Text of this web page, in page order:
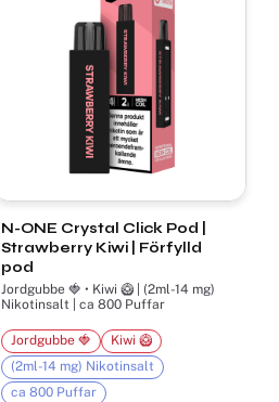
N-ONE Crystal Click Pod |
Strawberry Kiwi | Förfylld
pod
Jordgubbe 🍓 • Kiwi 🥝 | (2ml-14 mg)
Nikotinsalt | ca 800 Puffar
Jordgubbe 🍓
Kiwi 🥝
(2ml-14 mg) Nikotinsalt
ca 800 Puffar